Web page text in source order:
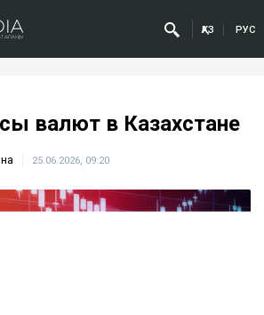
ҚАЗ РУС
валют в Казахстане
25.06.2026, 09:20